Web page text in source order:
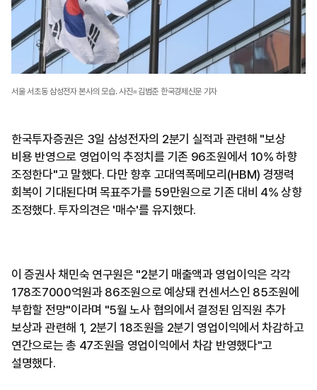
서울 서초동 삼성전자 본사의 모습. 사진=김범준 한국경제신문 기자
한국투자증권은 3일 삼성전자의 2분기 실적과 관련해 "보상
비용 반영으로 영업이익 추정치를 기존 96조원에서 10% 하향
조정한다"고 말했다. 다만 향후 고대역폭메모리(HBM) 경쟁력
회복이 기대된다며 목표주가를 59만원으로 기존 대비 4% 상향
조정했다. 투자의견은 '매수'를 유지했다.
이 증권사 채민숙 연구원은 "2분기 매출액과 영업이익은 각각
178조7000억원과 86조원으로 예상돼 컨센서스인 85조원에
부합할 전망"이라며 "5월 노사 협의에서 결정된 임직원 추가
보상과 관련해 1, 2분기 18조원을 2분기 영업이익에서 차감하고
연간으로는 총 47조원을 영업이익에서 차감 반영했다"고
설명했다.